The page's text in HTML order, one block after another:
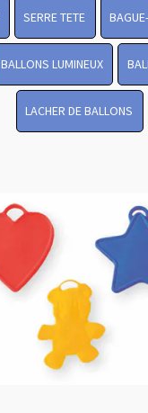
SERRE TETE
BALLONS LUMINEUX
LACHER DE BALLONS